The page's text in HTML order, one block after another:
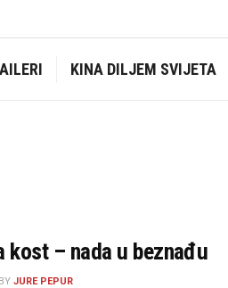
KINA DILJEM SVIJETA
kost – nada u beznađu
BY JURE PEPUR